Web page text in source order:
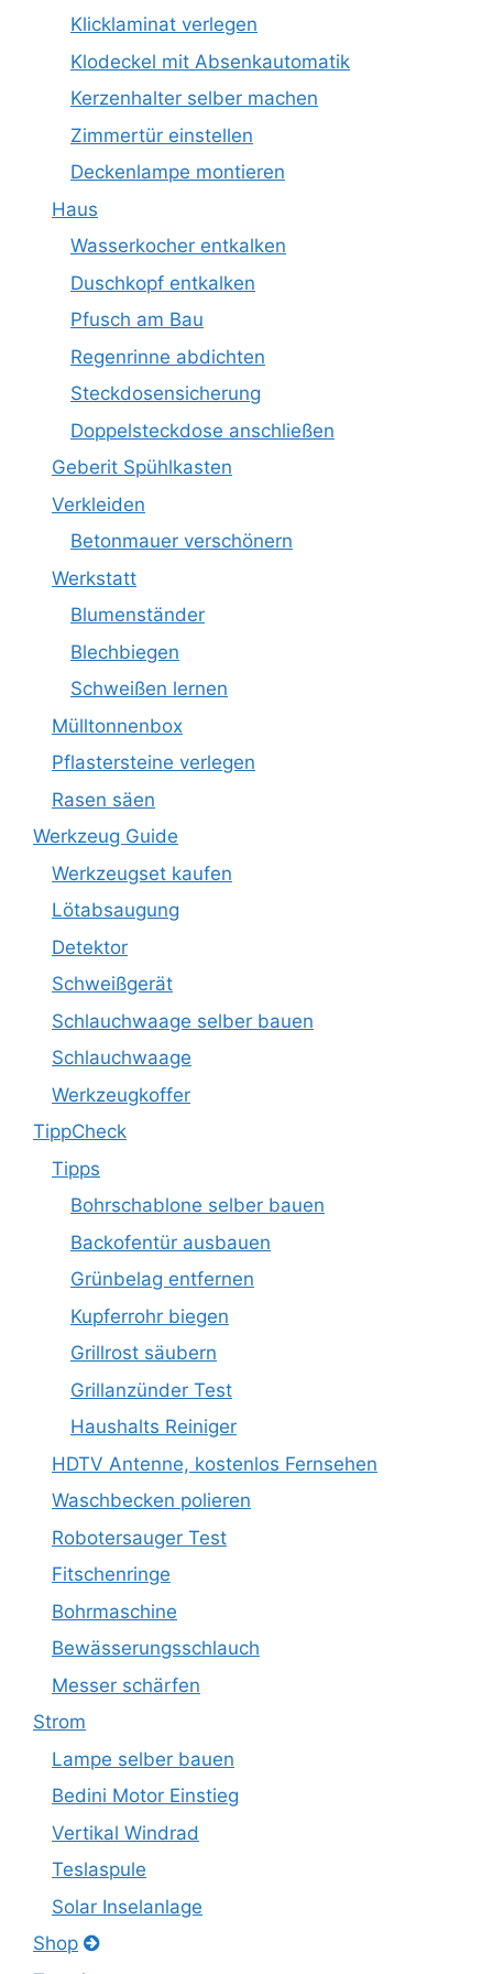
Klicklaminat verlegen
Klodeckel mit Absenkautomatik
Kerzenhalter selber machen
Zimmertür einstellen
Deckenlampe montieren
Haus
Wasserkocher entkalken
Duschkopf entkalken
Pfusch am Bau
Regenrinne abdichten
Steckdosensicherung
Doppelsteckdose anschließen
Geberit Spühlkasten
Verkleiden
Betonmauer verschönern
Werkstatt
Blumenständer
Blechbiegen
Schweißen lernen
Mülltonnenbox
Pflastersteine verlegen
Rasen säen
Werkzeug Guide
Werkzeugset kaufen
Lötabsaugung
Detektor
Schweißgerät
Schlauchwaage selber bauen
Schlauchwaage
Werkzeugkoffer
TippCheck
Tipps
Bohrschablone selber bauen
Backofentür ausbauen
Grünbelag entfernen
Kupferrohr biegen
Grillrost säubern
Grillanzünder Test
Haushalts Reiniger
HDTV Antenne, kostenlos Fernsehen
Waschbecken polieren
Robotersauger Test
Fitschenringe
Bohrmaschine
Bewässerungsschlauch
Messer schärfen
Strom
Lampe selber bauen
Bedini Motor Einstieg
Vertikal Windrad
Teslaspule
Solar Inselanlage
Shop